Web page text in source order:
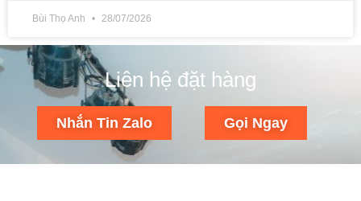
Bùi Thọ Anh 28/07/2026
Liên hệ đặt hàng
Nhắn Tin Zalo Gọi Ngay